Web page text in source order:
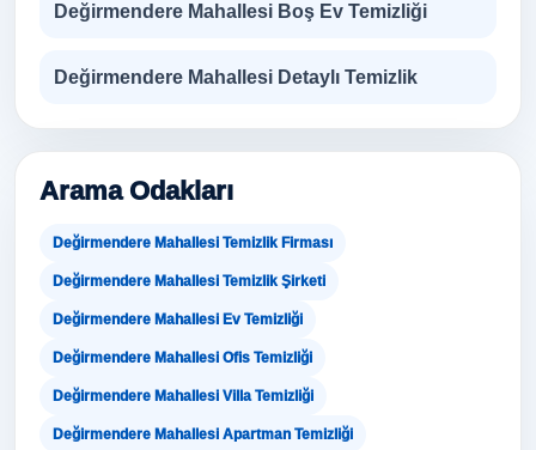
Değirmendere Mahallesi Boş Ev Temizliği
Değirmendere Mahallesi Detaylı Temizlik
Arama Odakları
Değirmendere Mahallesi Temizlik Firması
Değirmendere Mahallesi Temizlik Şirketi
Değirmendere Mahallesi Ev Temizliği
Değirmendere Mahallesi Ofis Temizliği
Değirmendere Mahallesi Villa Temizliği
Değirmendere Mahallesi Apartman Temizliği